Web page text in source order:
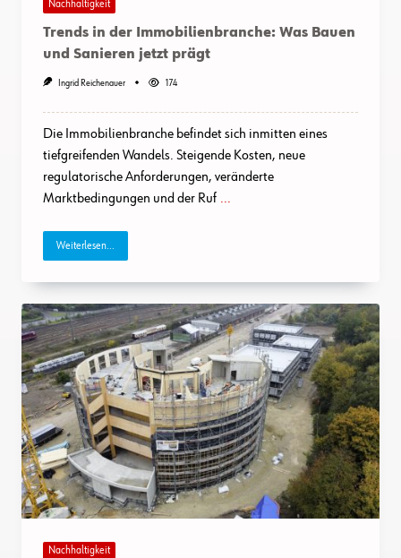
Nachhaltigkeit
Trends in der Immobilienbranche: Was Bauen
und Sanieren jetzt prägt
Ingrid Reichenauer 174
Die Immobilienbranche befindet sich inmitten eines
tiefgreifenden Wandels. Steigende Kosten, neue
regulatorische Anforderungen, veränderte
Marktbedingungen und der Ruf ...
Weiterlesen...
Nachhaltigkeit